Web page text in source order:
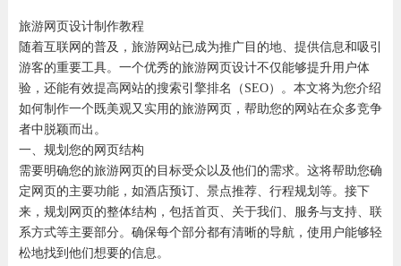
旅游网页设计制作教程
随着互联网的普及，旅游网站已成为推广目的地、提供信息和吸引
游客的重要工具。一个优秀的旅游网页设计不仅能够提升用户体
验，还能有效提高网站的搜索引擎排名（SEO）。本文将为您介绍
如何制作一个既美观又实用的旅游网页，帮助您的网站在众多竞争
者中脱颖而出。
一、规划您的网页结构
需要明确您的旅游网页的目标受众以及他们的需求。这将帮助您确
定网页的主要功能，如酒店预订、景点推荐、行程规划等。接下
来，规划网页的整体结构，包括首页、关于我们、服务与支持、联
系方式等主要部分。确保每个部分都有清晰的导航，使用户能够轻
松地找到他们想要的信息。